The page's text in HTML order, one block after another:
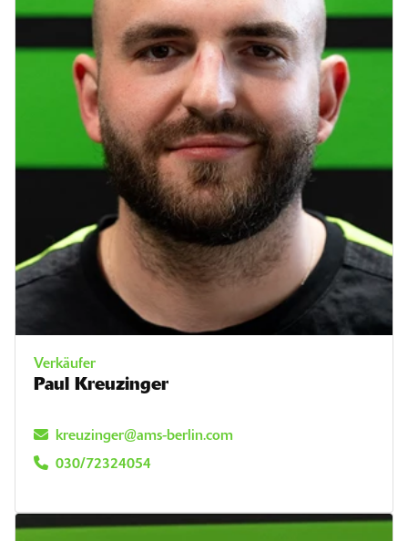
Verkäufer
Paul Kreuzinger
kreuzinger@ams-berlin.com
030/72324054